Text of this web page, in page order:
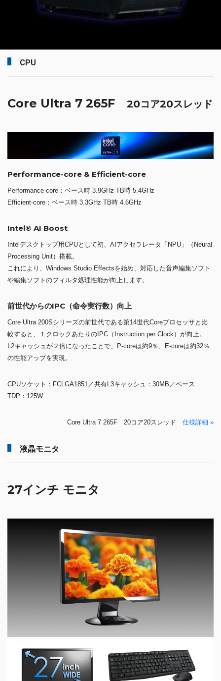
CPU
Core Ultra 7 265F 20コア20スレッド
Performance-core & Efficient-core
Performance-core：ベース時 3.9GHz TB時 5.4GHz
Efficient-core：ベース時 3.3GHz TB時 4.6GHz
Intel® AI Boost
Intelデスクトップ用CPUとして初、AIアクセラレータ「NPU」（Neural
Processing Unit）搭載。
これにより、Windows Studio Effectsを始め、対応した音声編集ソフト
や編集ソフトのフィルタ処理性能が向上します。
前世代からのIPC（命令実行数）向上
Core Ultra 200Sシリーズの前世代である第14世代Coreプロセッサと比
較すると、１クロックあたりのIPC（Instruction per Clock）が向上。
L2キャッシュが２倍になったことで、P-coreは約9％、E-coreは約32％
の性能アップを実現。
CPUソケット：FCLGA1851／共有L3キャッシュ：30MB／ベース
TDP：125W
Core Ultra 7 265F 20コア20スレッド 仕様詳細 »
液晶モニタ
27インチ モニタ